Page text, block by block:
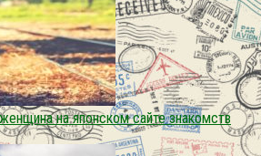
на японском сайте знакомств